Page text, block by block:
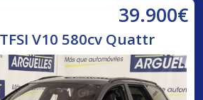
39.900€
V10 580cv Quattr